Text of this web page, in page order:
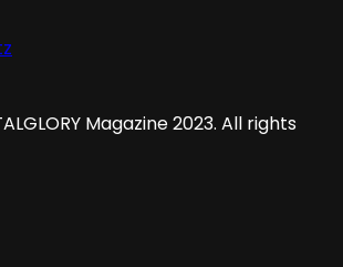
Magazine 2023. All rights